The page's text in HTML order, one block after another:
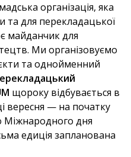
організація, яка
та для перекладацької
майданчик для
Ми організовуємо
та однойменний
щороку відбувається в
вересня — на початку
Міжнародного дня
едиція запланована